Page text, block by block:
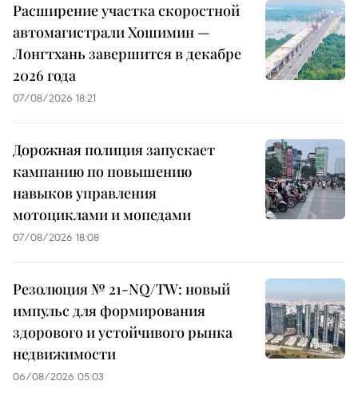
Расширение участка скоростной
автомагистрали Хошимин —
Лонгтхань завершится в декабре
2026 года
07/08/2026 18:21
Дорожная полиция запускает
кампанию по повышению
навыков управления
мотоциклами и мопедами
07/08/2026 18:08
Резолюция № 21-NQ/TW: новый
импульс для формирования
здорового и устойчивого рынка
недвижимости
06/08/2026 05:03